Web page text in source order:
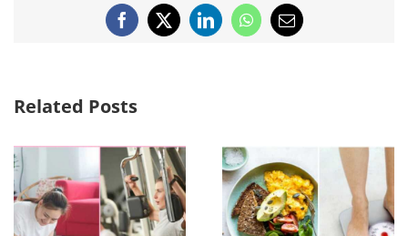
Facebook
X LinkedInWhatsApp
Email
Related Posts